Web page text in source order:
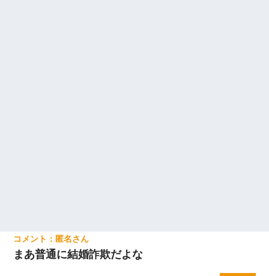
匿名
まあ普通に結婚詐欺だよな